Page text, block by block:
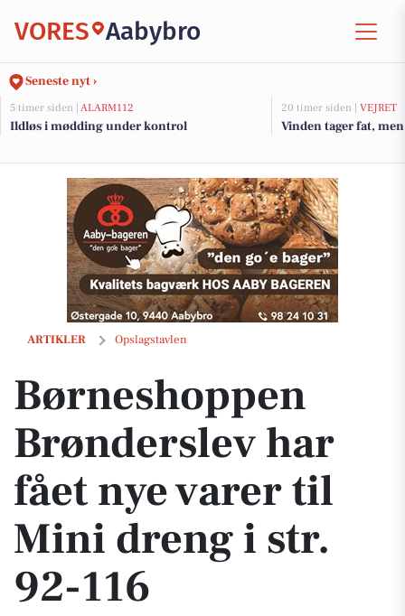
VORES Aabybro
Seneste nyt ›
5 timer siden | ALARM112
Ildløs i mødding under kontrol
20 timer siden | VEJRET
Vinden tager fat,
ARTIKLER Opslagstavlen
Børneshoppen Brønderslev har fået nye varer til Mini dreng i str. 92-
Børneshoppen
Brønderslev har
fået nye varer til
Mini dreng i str.
92-116